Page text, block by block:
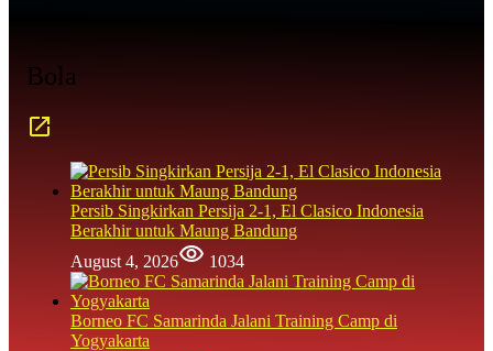
Bola
Persib Singkirkan Persija 2-1, El Clasico Indonesia
Berakhir untuk Maung Bandung
August 4, 2026
1034
Borneo FC Samarinda Jalani Training Camp di
Yogyakarta